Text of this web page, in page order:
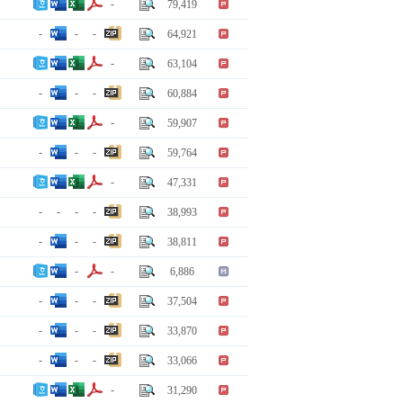
- 79,419
- - - 64,921
- 63,104
- - - 60,884
- 59,907
- - - 59,764
- 47,331
- - - - 38,993
- - - 38,811
- - 6,886
- - - 37,504
- - - 33,870
- - - 33,066
- 31,290